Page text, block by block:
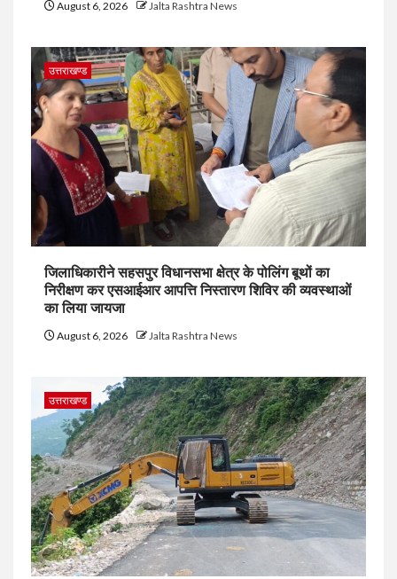
August 6, 2026 Jalta Rashtra News
उत्तराखण्ड
जिलाधिकारीने सहसपुर विधानसभा क्षेत्र के पोलिंग बूथों का
निरीक्षण कर एसआईआर आपत्ति निस्तारण शिविर की व्यवस्थाओं
का लिया जायजा
August 6, 2026 Jalta Rashtra News
उत्तराखण्ड